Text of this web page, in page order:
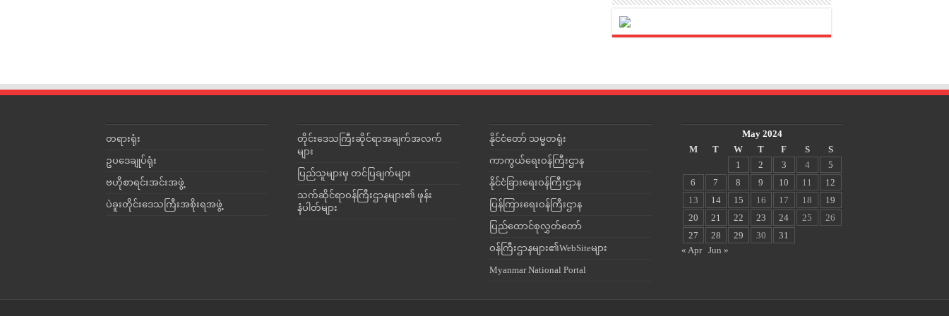
တရားရုံး
ဥပဒေချုပ်ရုံး
ဗဟိုစာရင်းအင်းအဖွဲ့
ပဲခူးတိုင်းဒေသကြီးအစိုးရအဖွဲ့
တိုင်းဒေသကြီးဆိုင်ရာအချက်အလက်
များ
ပြည်သူများမှ တင်ပြချက်များ
သက်ဆိုင်ရာဝန်ကြီးဌာနများ၏ ဖုန်း
နံပါတ်များ
နိုင်ငံတော် သမ္မတရုံး
ကာကွယ်ရေးဝန်ကြီးဌာန
နိုင်ငံခြားရေးဝန်ကြီးဌာန
ပြန်ကြားရေးဝန်ကြီးဌာန
ပြည်ထောင်စုလွှတ်တော်
ဝန်ကြီးဌာနများ၏WebSiteများ
Myanmar National Portal
May 2024
M
T W T F S
S
1
2 3 4
5
6
7 8 9 10 11
12
13
14 15 16 17 18
19
20
21 22 23 24 25
26
27
28 29 30
31
« Apr
Jun »